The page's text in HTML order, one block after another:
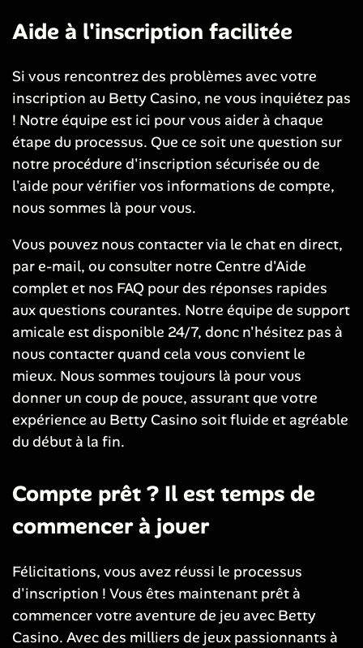
Aide à l'inscription facilitée
Si vous rencontrez des problèmes avec votre
inscription au Betty Casino, ne vous inquiétez pas
! Notre équipe est ici pour vous aider à chaque
étape du processus. Que ce soit une question sur
notre procédure d'inscription sécurisée ou de
l'aide pour vérifier vos informations de compte,
nous sommes là pour vous.
Vous pouvez nous contacter via le chat en direct,
par e-mail, ou consulter notre Centre d'Aide
complet et nos FAQ pour des réponses rapides
aux questions courantes. Notre équipe de support
amicale est disponible 24/7, donc n'hésitez pas à
nous contacter quand cela vous convient le
mieux. Nous sommes toujours là pour vous
donner un coup de pouce, assurant que votre
expérience au Betty Casino soit fluide et agréable
du début à la fin.
Compte prêt ? Il est temps de
commencer à jouer
Félicitations, vous avez réussi le processus
d'inscription ! Vous êtes maintenant prêt à
commencer votre aventure de jeu avec Betty
Casino. Avec des milliers de jeux passionnants à